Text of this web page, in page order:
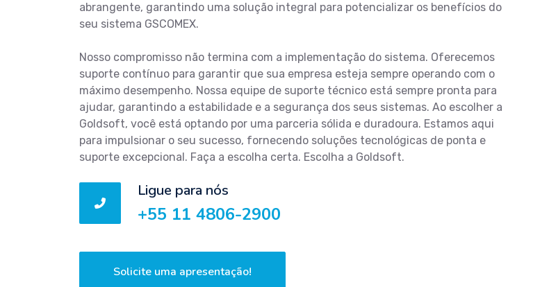
abrangente, garantindo uma solução integral para potencializar os benefícios do
seu sistema GSCOMEX.
Nosso compromisso não termina com a implementação do sistema. Oferecemos
suporte contínuo para garantir que sua empresa esteja sempre operando com o
máximo desempenho. Nossa equipe de suporte técnico está sempre pronta para
ajudar, garantindo a estabilidade e a segurança dos seus sistemas. Ao escolher a
Goldsoft, você está optando por uma parceria sólida e duradoura. Estamos aqui
para impulsionar o seu sucesso, fornecendo soluções tecnológicas de ponta e
suporte excepcional. Faça a escolha certa. Escolha a Goldsoft.
Ligue para nós
+55 11 4806-2900
Solicite uma apresentação!